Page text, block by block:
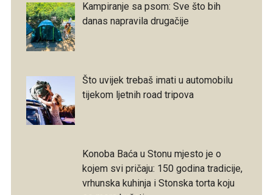
Kampiranje sa psom: Sve što bih
danas napravila drugačije
Što uvijek trebaš imati u automobilu
tijekom ljetnih road tripova
Konoba Baća u Stonu mjesto je o
kojem svi pričaju: 150 godina tradicije,
vrhunska kuhinja i Stonska torta koju